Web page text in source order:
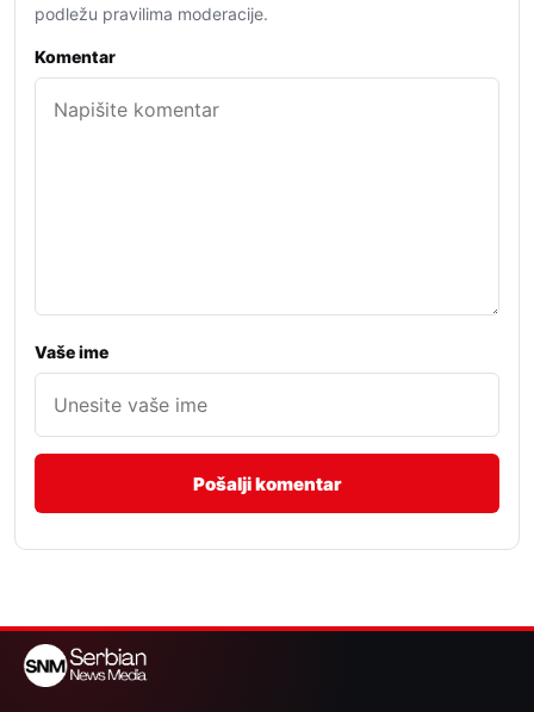
podležu pravilima moderacije.
Komentar
Vaše ime